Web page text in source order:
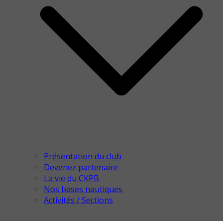
Présentation du club
Devenez partenaire
La vie du CKPB
Nos bases nautiques
Activités / Sections